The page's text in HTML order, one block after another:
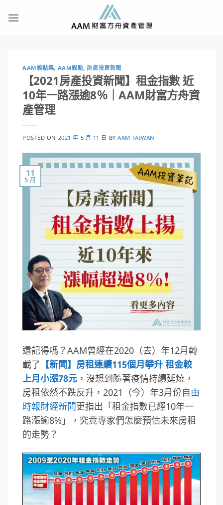
AAM觀點集, AAM觀點,房產投資新聞
【2021房產投資新聞】租金指數 近
10年一路漲逾8％｜AAM財富方舟資
產管理
POSTED ON 2021 年 5 月 11 日 BYAAM TAIWAN
11
5 月
還記得嗎？AAM曾經在2020（去）年12月轉
載了 【新聞】房租連續115個月攀升 租金較
上月小漲78元 ，沒想到隨著疫情持續延燒，
房租依然不跌反升，2021（今）年3月份自由
時報財經新聞更指出「租金指數已經10年一
路漲逾8%」，究竟專家們怎麼預估未來房租
的走勢？